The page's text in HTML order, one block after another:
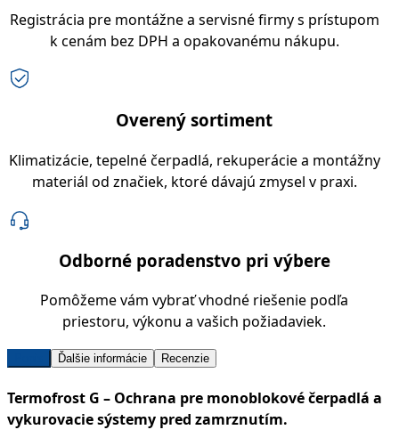
Registrácia pre montážne a servisné firmy s prístupom
k cenám bez DPH a opakovanému nákupu.
Overený sortiment
Klimatizácie, tepelné čerpadlá, rekuperácie a montážny
materiál od značiek, ktoré dávajú zmysel v praxi.
Odborné poradenstvo pri výbere
Pomôžeme vám vybrať vhodné riešenie podľa
priestoru, výkonu a vašich požiadaviek.
Ďalšie informácie Recenzie
Termofrost G – Ochrana pre monoblokové čerpadlá a
vykurovacie sýstemy pred zamrznutím.